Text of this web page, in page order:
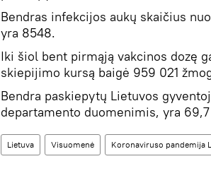
Bendras infekcijos aukų skaičius
yra 8548.
Iki šiol bent pirmąją vakcinos dozę
skiepijimo kursą baigė 959 021
Bendra paskiepytų Lietuvos
departamento duomenimis, yra
Lietuva Visuomenė Koronaviruso pandemija